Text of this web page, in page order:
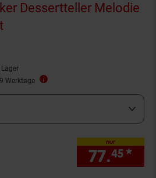
Dessertteller Melodie
Werktage
nur
77.45 *